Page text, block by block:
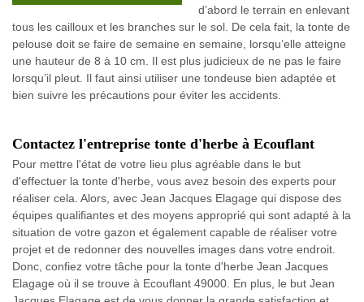
d’abord le terrain en enlevant
tous les cailloux et les branches sur le sol. De cela fait, la tonte de
pelouse doit se faire de semaine en semaine, lorsqu’elle atteigne
une hauteur de 8 à 10 cm. Il est plus judicieux de ne pas le faire
lorsqu’il pleut. Il faut ainsi utiliser une tondeuse bien adaptée et
bien suivre les précautions pour éviter les accidents.
Contactez l'entreprise tonte d'herbe à Ecouflant
Pour mettre l'état de votre lieu plus agréable dans le but
d'effectuer la tonte d'herbe, vous avez besoin des experts pour
réaliser cela. Alors, avec Jean Jacques Elagage qui dispose des
équipes qualifiantes et des moyens approprié qui sont adapté à la
situation de votre gazon et également capable de réaliser votre
projet et de redonner des nouvelles images dans votre endroit.
Donc, confiez votre tâche pour la tonte d'herbe Jean Jacques
Elagage où il se trouve à Ecouflant 49000. En plus, le but Jean